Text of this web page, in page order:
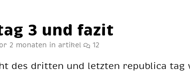
3 und fa­zit
2 monaten in artikel 12
des drit­ten und letz­ten re­pu­bli­ca tag